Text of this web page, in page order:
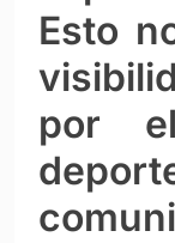
Esto
por